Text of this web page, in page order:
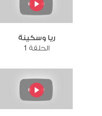
ريا وسكينة
الحلقة 1